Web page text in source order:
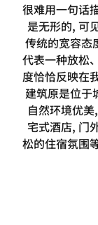
很难用一句话
是无形的, 可
传统的宽容态
代表一种放松
度恰恰反映在
建筑原是位于
自然环境优
宅式酒店, 门
松的住宿氛围